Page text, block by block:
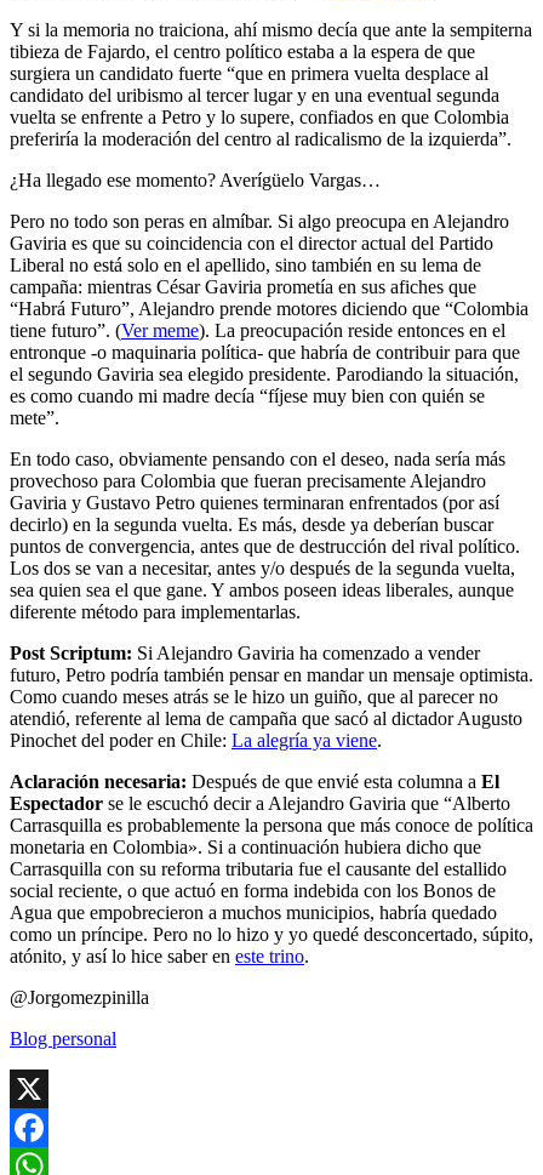
Y si la memoria no traiciona, ahí mismo decía que ante la sempiterna
tibieza de Fajardo, el centro político estaba a la espera de que
surgiera un candidato fuerte “que en primera vuelta desplace al
candidato del uribismo al tercer lugar y en una eventual segunda
vuelta se enfrente a Petro y lo supere, confiados en que Colombia
preferiría la moderación del centro al radicalismo de la izquierda”.
¿Ha llegado ese momento? Averígüelo Vargas…
Pero no todo son peras en almíbar. Si algo preocupa en Alejandro
Gaviria es que su coincidencia con el director actual del Partido
Liberal no está solo en el apellido, sino también en su lema de
campaña: mientras César Gaviria prometía en sus afiches que
“Habrá Futuro”, Alejandro prende motores diciendo que “Colombia
tiene futuro”. (Ver meme). La preocupación reside entonces en el
entronque -o maquinaria política- que habría de contribuir para que
el segundo Gaviria sea elegido presidente. Parodiando la situación,
es como cuando mi madre decía “fíjese muy bien con quién se
mete”.
En todo caso, obviamente pensando con el deseo, nada sería más
provechoso para Colombia que fueran precisamente Alejandro
Gaviria y Gustavo Petro quienes terminaran enfrentados (por así
decirlo) en la segunda vuelta. Es más, desde ya deberían buscar
puntos de convergencia, antes que de destrucción del rival político.
Los dos se van a necesitar, antes y/o después de la segunda vuelta,
sea quien sea el que gane. Y ambos poseen ideas liberales, aunque
diferente método para implementarlas.
Post Scriptum: Si Alejandro Gaviria ha comenzado a vender
futuro, Petro podría también pensar en mandar un mensaje optimista.
Como cuando meses atrás se le hizo un guiño, que al parecer no
atendió, referente al lema de campaña que sacó al dictador Augusto
Pinochet del poder en Chile: La alegría ya viene.
Aclaración necesaria: Después de que envié esta columna a El
Espectador se le escuchó decir a Alejandro Gaviria que “Alberto
Carrasquilla es probablemente la persona que más conoce de política
monetaria en Colombia». Si a continuación hubiera dicho que
Carrasquilla con su reforma tributaria fue el causante del estallido
social reciente, o que actuó en forma indebida con los Bonos de
Agua que empobrecieron a muchos municipios, habría quedado
como un príncipe. Pero no lo hizo y yo quedé desconcertado, súpito,
atónito, y así lo hice saber en este trino.
@Jorgomezpinilla
Blog personal
X
Facebook